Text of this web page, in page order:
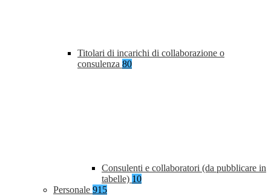
Titolari di incarichi di collaborazione o
consulenza 80
Consulenti e collaboratori (da pubblicare in
tabelle) 10
Personale 915